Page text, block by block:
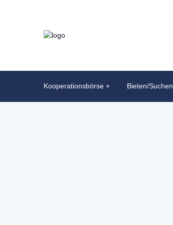
Kooperationsbörse Bieten/Suchen